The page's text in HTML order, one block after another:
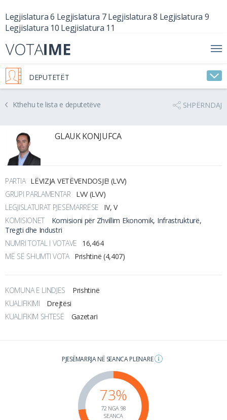
Legjislatura 6 Legjislatura 7 Legjislatura 8 Legjislatura 9
Legjislatura 10 Legjislatura 11
DEPUTETËT
Kthehu te lista e deputetëve SHPËRNDAJ
GLAUK KONJUFCA
PARTIA LËVIZJA VETËVENDOSJE! (LVV)
GRUPI PARLAMENTAR
LVV (LVV)
LEGJISLATURAT PJESËMARRËSE
IV, V
KOMISIONET
Komisioni për Zhvillim Ekonomik, Infrastrukturë,
Tregti dhe Industri
NUMRI TOTAL I VOTAVE
16,464
MË SË SHUMTI VOTA Prishtinë (4,407)
KOMUNA E LINDJES
Prishtinë
KUALIFIKIMI
Drejtësi
KUALIFIKIM SHTESË
Gazetari
PJESËMARRJA NË SEANCA PLENARE
73%
72 NGA 98
SEANCA